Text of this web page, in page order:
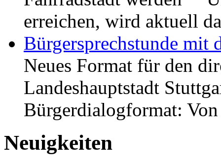
erreichen, wird aktuell
Bürgersprechstunde mit
Neues Format für den
Landeshauptstadt
Bürgerdialogformat:
Neuigkeiten